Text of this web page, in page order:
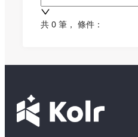
共 0 筆 ， 條件：